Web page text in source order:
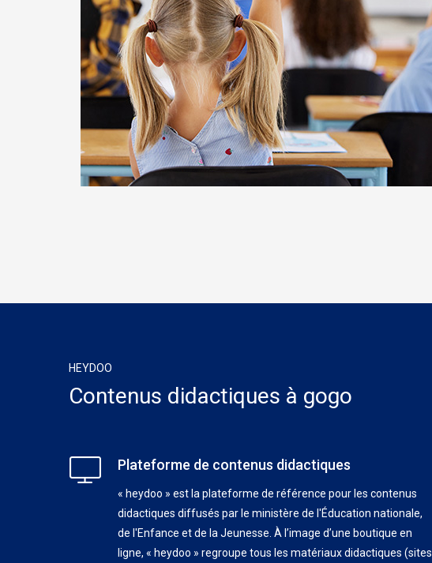
HEYDOO
Contenus didactiques à gogo
Plateforme de contenus didactiques
« heydoo » est la plateforme de référence pour les contenus
didactiques diffusés par le ministère de l'Éducation nationale,
de l'Enfance et de la Jeunesse. À l’image d’une boutique en
ligne, « heydoo » regroupe tous les matériaux didactiques (sites